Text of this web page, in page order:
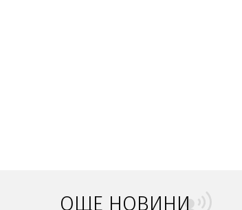
ОЩЕ НОВИНИ